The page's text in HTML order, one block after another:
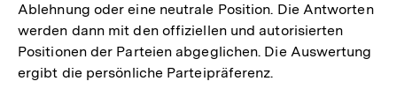
Ablehnung oder eine neutrale Position. Die Antworten
werden dann mit den offiziellen und autorisierten
Positionen der Parteien abgeglichen. Die Auswertung
ergibt die persönliche Parteipräferenz.